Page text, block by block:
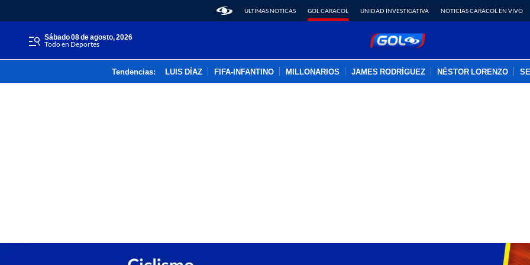
ÚLTIMAS NOTICAS GOL CARACOL UNIDAD INVESTIGATIVA NOTICIAS CARACOL EN VIVO
sábado 08 de agosto, 2026
Todo en Deportes
Tendencias: LUIS DÍAZ FIFA-INFANTINO MILLONARIOS JAMES RODRÍGUEZ NÉSTOR LORENZO